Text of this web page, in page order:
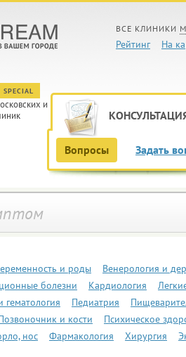
ВСЕ КЛИНИКИ
Рейтинг На
SPECIAL
и
Вопросы Задать
и роды
Венерология и
болезни Кардиология
гематология Педиатрия
и кости
Психическое
нос Фармакология Хирургия